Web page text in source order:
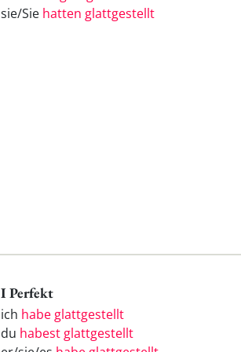
sie/Sie hatten glattgestellt
I Perfekt
ich habe glattgestellt
du habest glattgestellt